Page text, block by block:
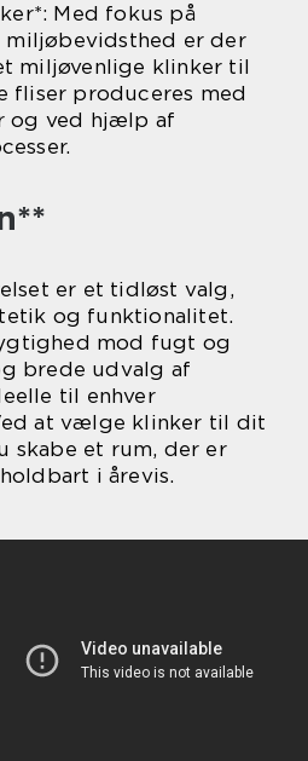
Med fokus på
er der
miljøvenlige klinker til
fliser produceres med
og ved hjælp af
er et tidløst valg,
og funktionalitet.
mod fugt og
brede udvalg af
til enhver
at vælge klinker til dit
skabe et rum, der er
i årevis.